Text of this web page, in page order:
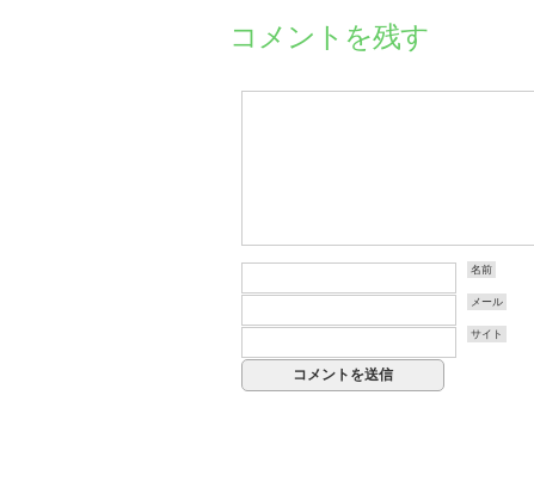
コメントを残す
名前
メール
サイト